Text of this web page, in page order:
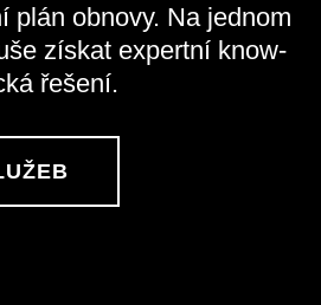
plán obnovy. Na jednom
získat expertní know-
řešení.